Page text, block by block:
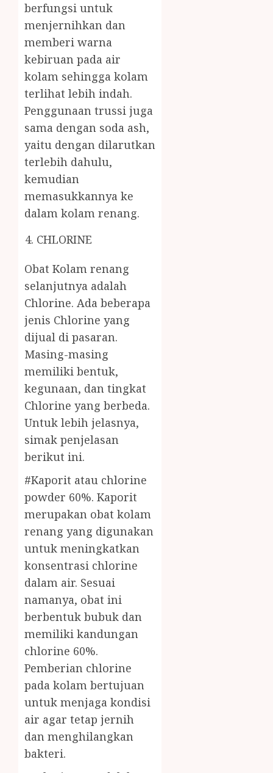
berfungsi untuk
menjernihkan dan
memberi warna
kebiruan pada air
kolam sehingga kolam
terlihat lebih indah.
Penggunaan trussi juga
sama dengan soda ash,
yaitu dengan dilarutkan
terlebih dahulu,
kemudian
memasukkannya ke
dalam kolam renang.
CHLORINE
Obat Kolam renang
selanjutnya adalah
Chlorine. Ada beberapa
jenis Chlorine yang
dijual di pasaran.
Masing-masing
memiliki bentuk,
kegunaan, dan tingkat
Chlorine yang berbeda.
Untuk lebih jelasnya,
simak penjelasan
berikut ini.
#Kaporit atau chlorine
powder 60%. Kaporit
merupakan obat kolam
renang yang digunakan
untuk meningkatkan
konsentrasi chlorine
dalam air. Sesuai
namanya, obat ini
berbentuk bubuk dan
memiliki kandungan
chlorine 60%.
Pemberian chlorine
pada kolam bertujuan
untuk menjaga kondisi
air agar tetap jernih
dan menghilangkan
bakteri.